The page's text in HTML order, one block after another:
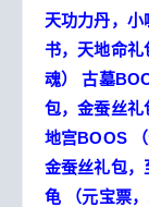
天功力丹，
书，天地命礼
魂）
古墓
包，金蚕丝礼
地宫BOOS
金蚕丝礼包，
龟
（元宝票